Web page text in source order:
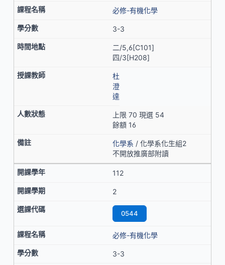
必修-有機化學
3-3
二/5,6[C101]
四/3[H208]
杜
澄
達
上限 70 現選 54
餘額 16
化學系 / 化學系化生組2
不開放推廣部附讀
112
2
0544
必修-有機化學
3-3